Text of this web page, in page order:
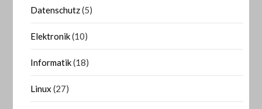
Datenschutz(5)
Elektronik(10)
Informatik(18)
Linux (27)